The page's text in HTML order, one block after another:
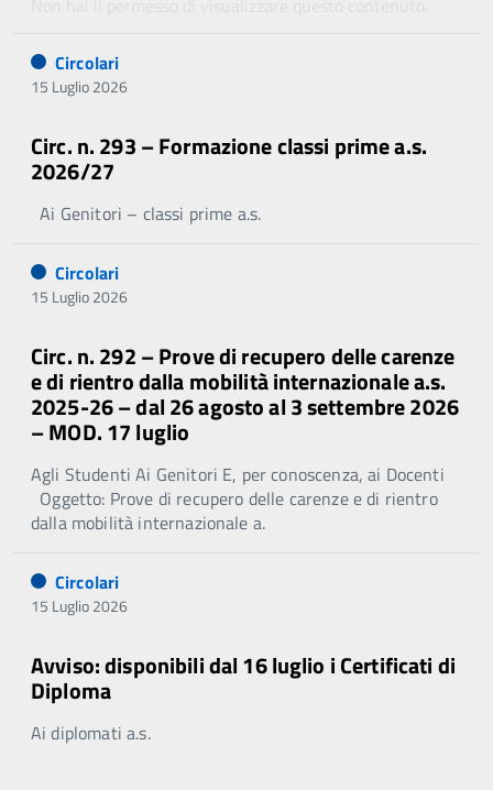
Circolari
15 Luglio 2026
Circ. n. 293 – Formazione classi prime a.s.
2026/27
Ai Genitori – classi prime a.s.
Circolari
15 Luglio 2026
Circ. n. 292 – Prove di recupero delle carenze
e di rientro dalla mobilità internazionale a.s.
2025-26 – dal 26 agosto al 3 settembre 2026
– MOD. 17 luglio
Agli Studenti Ai Genitori E, per conoscenza, ai Docenti
Oggetto: Prove di recupero delle carenze e di rientro
dalla mobilità internazionale a.
Circolari
15 Luglio 2026
Avviso: disponibili dal 16 luglio i Certificati di
Diploma
Ai diplomati a.s.